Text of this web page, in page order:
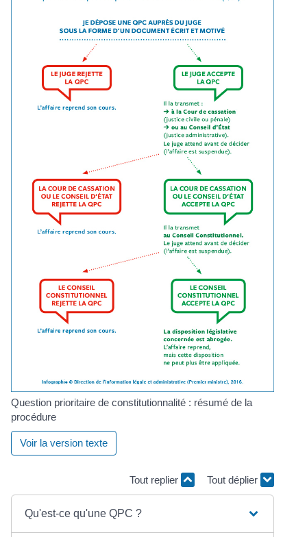
Question prioritaire de constitutionnalité : résumé de la
procédure
Voir la version texte
Tout replier Tout déplier
Qu'est-ce qu'une QPC ?